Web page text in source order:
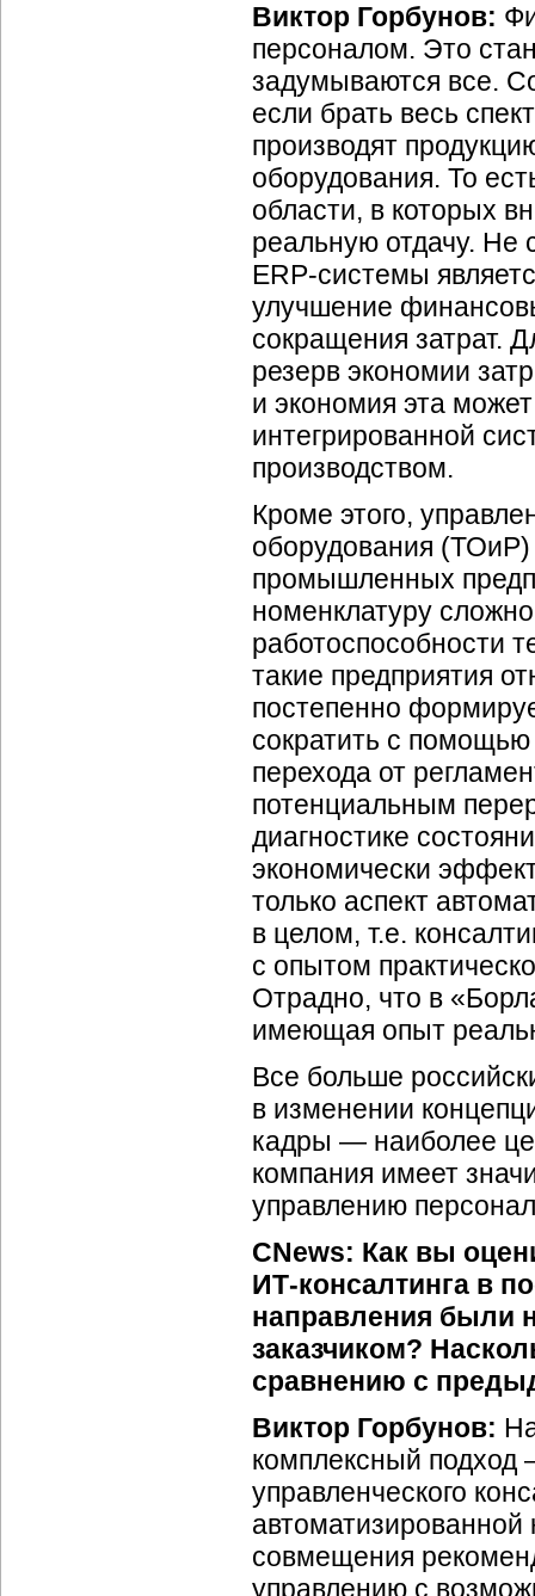
Виктор Горбунов:
персоналом. Это
задумываются все.
если брать весь
производят
оборудования. То
области, в которых
реальную отдачу. Не
ERP-системы
улучшение
сокращения затрат.
резерв экономии
и экономия эта
интегрированной
производством.
Кроме этого,
оборудования
промышленных
номенклатуру
работоспособности
такие предприятия
постепенно
сократить с
перехода от
потенциальным
диагностике
экономически
только аспект
в целом, т.е.
с опытом
Отрадно, что в
имеющая опыт
Все больше
в изменении
кадры — наиболее
компания имеет
управлению
CNews: Как вы
ИТ-консалтинга в
направления были
заказчиком?
сравнению с
Виктор Горбунов:
комплексный подход
управленческого
автоматизированной
совмещения
управлению с